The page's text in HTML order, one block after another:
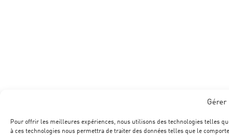
Gérer
Pour offrir les meilleures expériences, nous utilisons des technologies telles
à ces technologies nous permettra de traiter des données telles que le